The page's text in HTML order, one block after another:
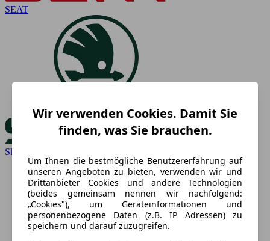
SEAT
Skoda
Wir verwenden Cookies. Damit Sie
finden, was Sie brauchen.
Um Ihnen die bestmögliche Benutzererfahrung auf
unseren Angeboten zu bieten, verwenden wir und
Drittanbieter Cookies und andere Technologien
(beides gemeinsam nennen wir nachfolgend:
„Cookies"), um Geräteinformationen und
personenbezogene Daten (z.B. IP Adressen) zu
speichern und darauf zuzugreifen.